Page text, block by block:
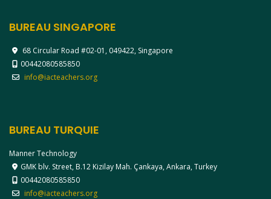
BUREAU SINGAPORE
68 Circular Road #02-01, 049422, Singapore
00442080585850
info@iacteachers.org
BUREAU TURQUIE
Manner Technology
GMK blv. Street, B.12 Kizilay Mah. Çankaya, Ankara, Turkey
00442080585850
info@iacteachers.org